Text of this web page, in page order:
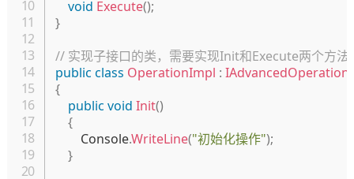
void Execute();
}
// 实现子接口的类，需要实现Init和Execute两个方法
public class OperationImpl : IAdvancedOperation
{
public void Init()
{
        Console
.WriteLine("初始化操作");
}